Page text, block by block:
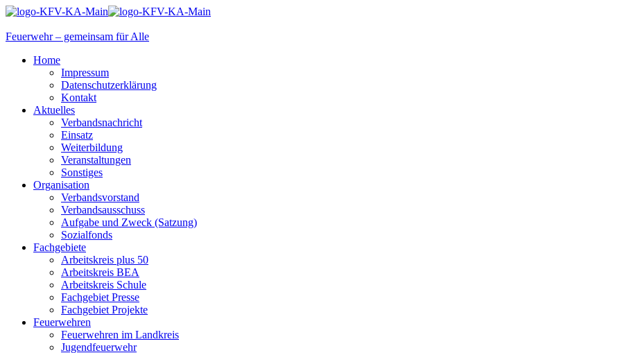
Feuerwehr – gemeinsam für Alle
Home
Impressum
Datenschutzerklärung
Kontakt
Aktuelles
Verbandsnachricht
Einsatz
Weiterbildung
Veranstaltungen
Sonstiges
Organisation
Verbandsvorstand
Verbandsausschuss
Aufgabe und Zweck (Satzung)
Sozialfonds
Fachgebiete
Arbeitskreis plus 50
Arbeitskreis BEA
Arbeitskreis Schule
Fachgebiet Presse
Fachgebiet Projekte
Feuerwehren
Feuerwehren im Landkreis
Jugendfeuerwehr